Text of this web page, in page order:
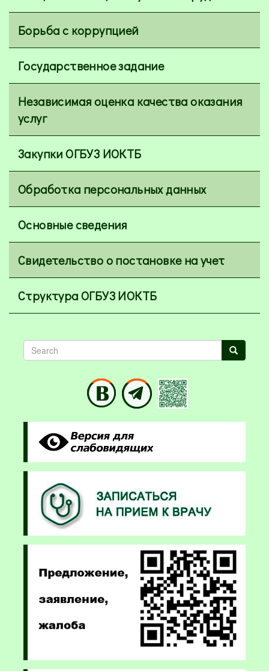
Борьба с коррупцией
Государственное задание
Независимая оценка качества оказания
услуг
Закупки ОГБУЗ ИОКТБ
Обработка персональных данных
Основные сведения
Свидетельство о постановке на учет
Структура ОГБУЗ ИОКТБ
Search Search